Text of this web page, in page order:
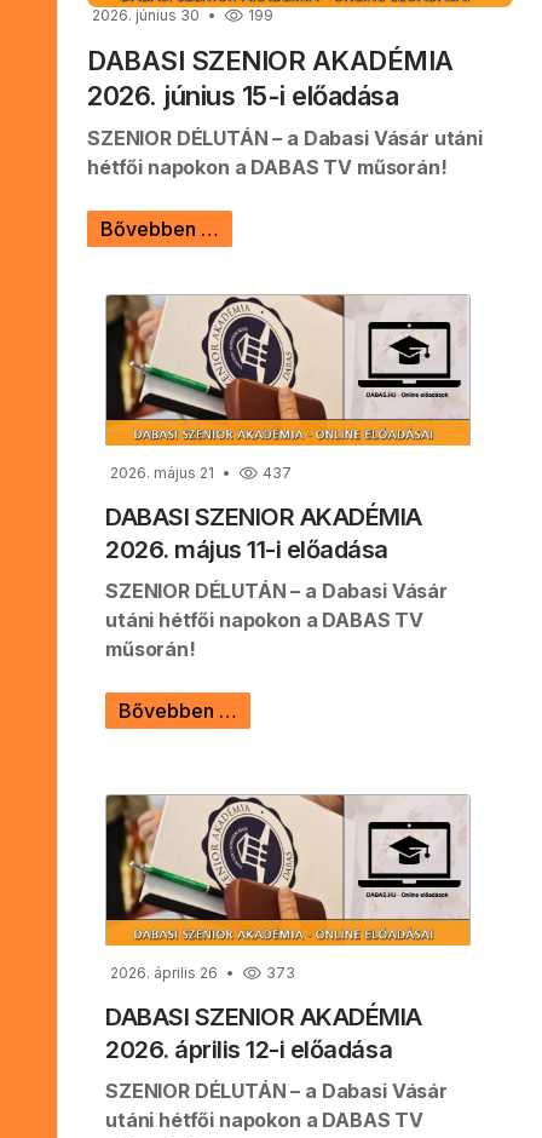
2026. június 30 199
DABASI SZENIOR AKADÉMIA
2026. június 15-i előadása
SZENIOR DÉLUTÁN – a Dabasi Vásár utáni
hétfői napokon a DABAS TV műsorán!
Bővebben …
2026. május 21 437
DABASI SZENIOR AKADÉMIA
2026. május 11-i előadása
SZENIOR DÉLUTÁN – a Dabasi Vásár
utáni hétfői napokon a DABAS TV
műsorán!
Bővebben …
2026. április 26 373
DABASI SZENIOR AKADÉMIA
2026. április 12-i előadása
SZENIOR DÉLUTÁN – a Dabasi Vásár
utáni hétfői napokon a DABAS TV